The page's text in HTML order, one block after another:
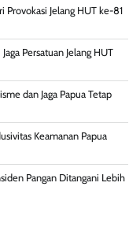
Provokasi Jelang HUT ke-81
Persatuan Jelang HUT
dan Jaga Papua Tetap
Keamanan Papua
Pangan Ditangani Lebih